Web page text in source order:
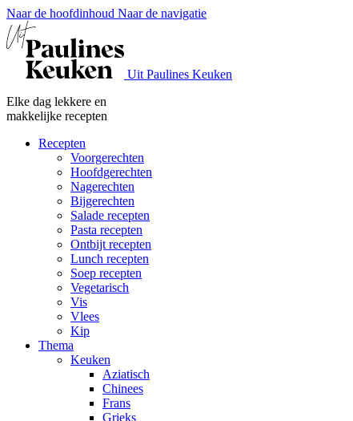
Naar de hoofdinhoud Naar de navigatie
Uit Paulines Keuken
Elke dag lekkere en
makkelijke recepten
Recepten
Voorgerechten
Hoofdgerechten
Nagerechten
Bijgerechten
Salade recepten
Pasta recepten
Ontbijt recepten
Lunch recepten
Soep recepten
Vegetarisch
Vis
Vlees
Kip
Thema
Keuken
Aziatisch
Chinees
Frans
Grieks